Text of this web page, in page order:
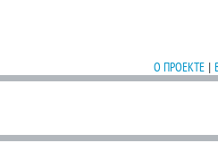
О ПРОЕКТЕ |